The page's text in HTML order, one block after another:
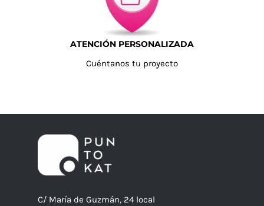
ATENCIÓN PERSONALIZADA
Cuéntanos tu proyecto
C/ María de Guzmán, 24 local